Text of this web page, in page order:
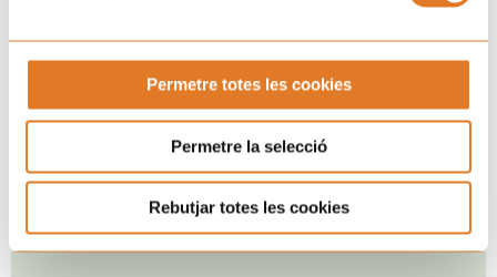
Permetre totes les cookies
Permetre la selecció
Rebutjar totes les cookies